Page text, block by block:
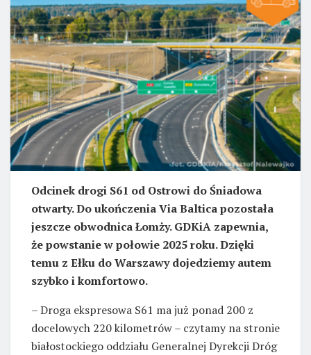
Odcinek drogi S61 od Ostrowi do Śniadowa
otwarty. Do ukończenia Via Baltica pozostała
jeszcze obwodnica Łomży. GDKiA zapewnia,
że powstanie w połowie 2025 roku. Dzięki
temu z Ełku do Warszawy dojedziemy autem
szybko i komfortowo.
– Droga ekspresowa S61 ma już ponad 200 z
docelowych 220 kilometrów – czytamy na stronie
białostockiego oddziału Generalnej Dyrekcji Dróg